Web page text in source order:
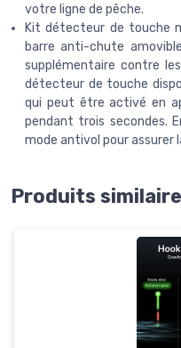
votre ligne de pêche.
Kit détecteur de touche
barre anti-chute
supplémentaire contre
détecteur de touche
qui peut être activé en
pendant trois secondes.
mode antivol pour assurer
Produits